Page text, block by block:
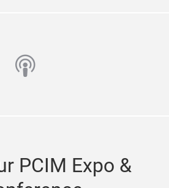
podcast
PCIM Expo &